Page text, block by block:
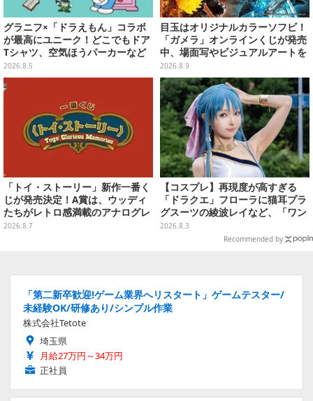
グラニフ×「ドラえもん」コラボ
が最高にユニーク！どこでもドア
Tシャツ、空気ほうパーカーなど
豊富なデザイン
2026.8.5
目玉はオリジナルカラーソフビ！
「ガメラ」オンラインくじが発売
中、場面写やビジュアルアートを
使用した豪華賞品をラインナップ
2026.8.9
「トイ・ストーリー」新作一番く
じが発売決定！A賞は、ウッディ
たちがレトロ感満載のアナログレ
コード上を走る姿で立体化
2026.8.7
【コスプレ】再現度が高すぎる
「ドラクエ」フローラに猫耳プラ
グスーツの綾波レイなど、「ワン
フェス」に集結した美女レイヤー
7選【写真33枚】
2026.8.3
Recommended by
「第二新卒歓迎!ゲーム業界へリスタート」ゲームテスター/
未経験OK/研修あり/シンプル作業
株式会社Tetote
埼玉県
月給27万円～34万円
正社員